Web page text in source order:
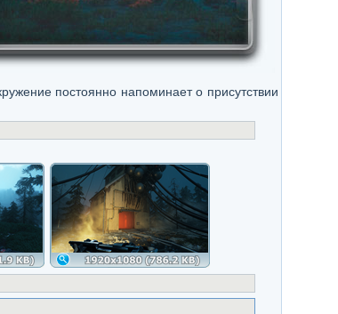
постоянно напоминает о присутствии